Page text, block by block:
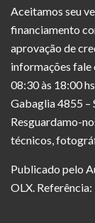
Aceitamos seu
financiamento
aprovação de
informações fale
08:30 às 18:00
Gabaglia 4855 –
Resguardamo-
técnicos,
Publicado pelo
OLX.